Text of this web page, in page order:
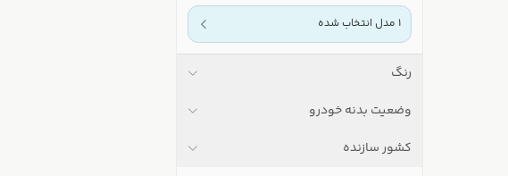
1 مدل انتخاب شده
رنگ
وضعیت بدنه خودرو
کشور سازنده